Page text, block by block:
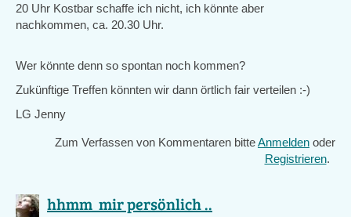
20 Uhr Kostbar schaffe ich nicht, ich könnte aber
nachkommen, ca. 20.30 Uhr.
Wer könnte denn so spontan noch kommen?
Zukünftige Treffen könnten wir dann örtlich fair verteilen :-)
LG Jenny
Zum Verfassen von Kommentaren bitteAnmelden oder
Registrieren.
hhmm mir persönlich ..